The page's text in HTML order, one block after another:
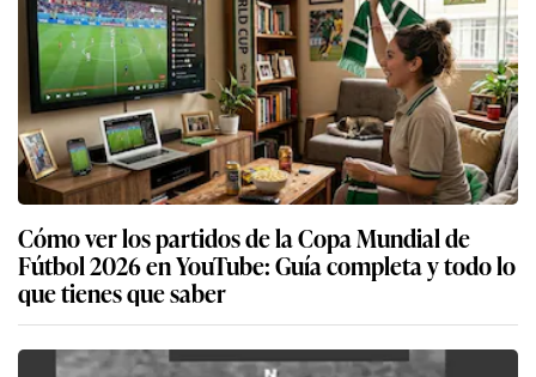
Cómo ver los partidos de la Copa Mundial de
Fútbol 2026 en YouTube: Guía completa y todo lo
que tienes que saber